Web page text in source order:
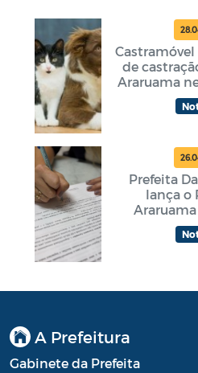
de
Araruama
Prefeita
lança o
A Prefeitura
Gabinete da Prefeita